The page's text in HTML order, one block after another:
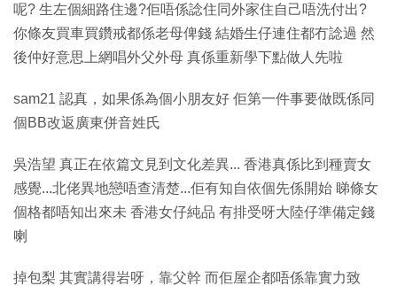
呢? 生左個細路住邊?佢唔係諗住同外家住自己唔洗付出?
你條友買車買鑽戒都係老母俾錢 結婚生仔連住都冇諗過 然
後仲好意思上網唱外父外母 真係重新學下點做人先啦
sam21 認真，如果係為個小朋友好 佢第一件事要做既係同
個BB改返廣東併音姓氏
吳浩望 真正在依篇文見到文化差異... 香港真係比到種賣女
感覺...北佬異地戀唔查清楚...佢有知自依個先係開始 睇條女
個格都唔知出來未 香港女仔純品 有排受呀大陸仔準備定錢
喇
掉包梨 其實講得岩呀，靠父幹 而佢屋企都唔係靠實力致